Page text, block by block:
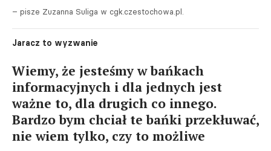
– pisze Zuzanna Suliga w cgk.czestochowa.pl.
Jaracz to wyzwanie
Wiemy, że jesteśmy w bańkach
informacyjnych i dla jednych jest
ważne to, dla drugich co innego.
Bardzo bym chciał te bańki przekłuwać,
nie wiem tylko, czy to możliwe